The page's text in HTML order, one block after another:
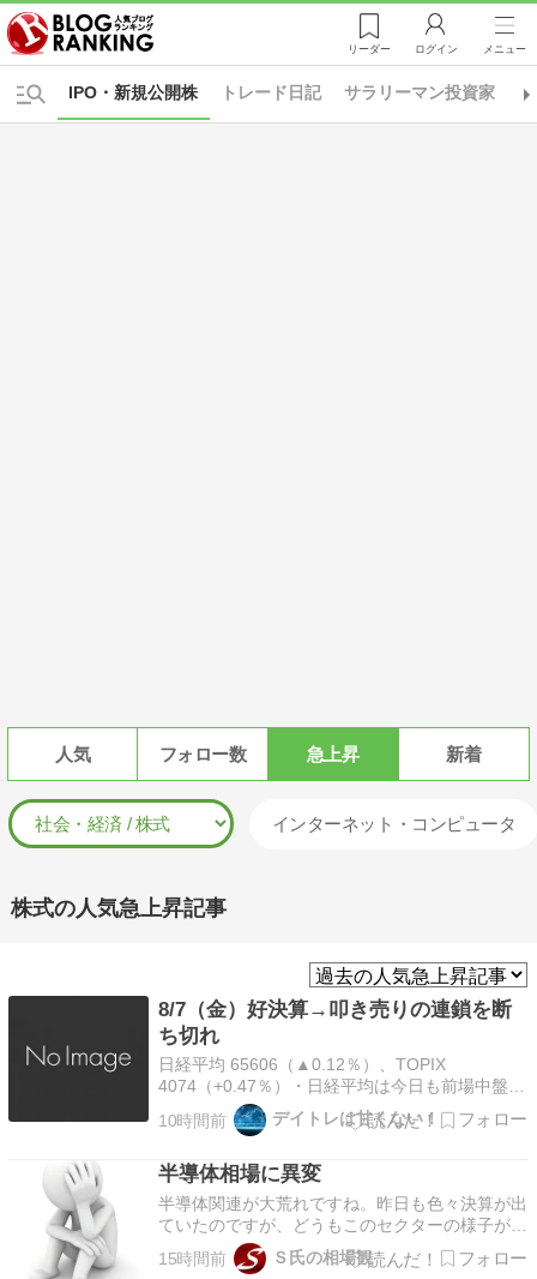
リーダー ログイン メニュー
トレード日記 サラリーマン投資家
IPO・新規公開株
人気 フォロー数 急上昇 新着
インターネット・コンピュータ
株式の人気急上昇記事
8/7（金）好決算→叩き売りの連鎖を断
ち切れ
日経平均 65606（▲0.12％）、TOPIX
4074（+0.47％）・日経平均は今日も前場中盤ま
で売り崩され、後場にかけて戻す・セクターとい
うよりIHI,サンリオ、大塚のように個別でかなり
れさまです。まぁとにかく今回の決算はどんな…
10時間前 デイトレは甘くない！
半導体相場に異変
半導体関連が大荒れですね。昨日も色々決算が出
ていたのですが、どうもこのセクターの様子がお
かしいと感じていて、メンバーには様子見を提案
しました。再度買われる場面が見えたら買うのも
15時間前 Ｓ氏の相場観